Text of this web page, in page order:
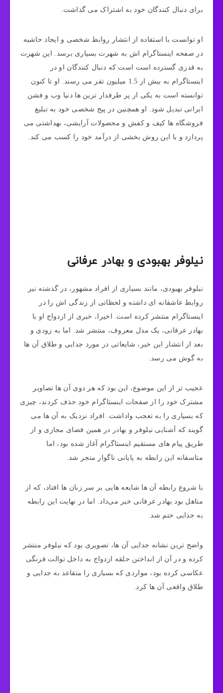
برای دنبال ‌کنندگان خود به اشتراک می ‌گذاشت.
او توانست با استفاده از انتشار روابط شخصی‌ و ایجاد حاشیه
در صفحه اینستاگرام اش به شهرت بسیاری برسد. این شهرت
به قدری گسترده است است که دنبال‌ کنندگان او در
اینستاگرام به بیش از 1.5 میلیون تفر می‌ رسند. او تا کنون
توانسته است به یکی از پر طرفدار ترین ‌ها دنیا وب و فشن
ایرانی تبدیل شود. او همچنین در پیج شخصی خود به تبلیغ
فروشگاه ‌ها کیف و کفش و محصولات آرایشی، بهداشتی می
پردازد و با این روش بخشی از درآمد خود را کسب می‌ کند.
نیلوفر بهبودی و بهادر عرفانی
نیلوفر بهبودی، مانند بسیاری از افراد مشهور، در گذشته نیز
روابط عاشقانه‌ ای داشته و لحظاتی از زندگی‌ اش را در
اینستاگرام منتشر کرده است. اخیرا، خبری از ازدواج او با
بهادر عرفانی، یک مدل معروف، منتشر شد. اما به زودی و
بعد از انتشار این خبر، شایعاتی در مورد جدایی و طلاق آن‌ ها
به گوش می‌ رسد.
عجیب‌ تر از این موضوع، این بود که هر دوی آن‌ ها تصاویر
مشترک خود را از صفحات اینستاگرام خود حذف کردند، چیزی
که بسیاری را به تعجب واداشت. افراد نزدیک به آن‌ ها می‌
گویند که آشنایی نیلوفر و بهادر در همین فضای مجازی و از
طریق پیام‌ های مستقیم اینستاگرام آغاز شده بود، اما
متاسفانه این رابطه به پایانی ناگوار منجر شد.
با شروع رابطه آن ها شایعه‌ هایی بر سر زبان ها افتاد، که از
متاهل بود بهادر عرفانی خبر می‌داد. اما در نهایت این رابطه
به جدایی ختم شد.
واضح‌ ترین نشانه‌ جدایی آن‌ ها، تصویری بود که نیلوفر منتشر
کرده و در آن از انداختن حلقه ازدواج به داخل توالت فرنگی
عکاسی کرده بود، مواردی که بسیاری را متقاعد به جدایی و
طلاق واقعی آن‌ ها کرد.